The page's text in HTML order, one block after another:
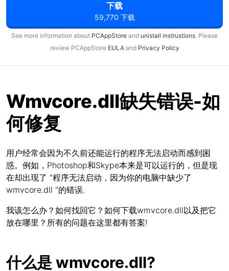
下载
59,770 下载
See more information about PCAppStore and unistall instrustions. Please
review PCAppStore EULAand Privacy Policy
Wmvcore.dll缺失错误-如
何修复
用户经常会因为不久前还能运行的程序无法启动而感到困
惑。例如，Photoshop和Skype本来是可以运行的，但是现
在却出现了 "程序无法启动，因为你的电脑中缺少了
wmvcore.dll "的错误.
我该怎么办？如何找回它？如何下载wmvcore.dll以及把它
放在哪里？所有的问题在这里都有答案!
什么是 wmvcore.dll?